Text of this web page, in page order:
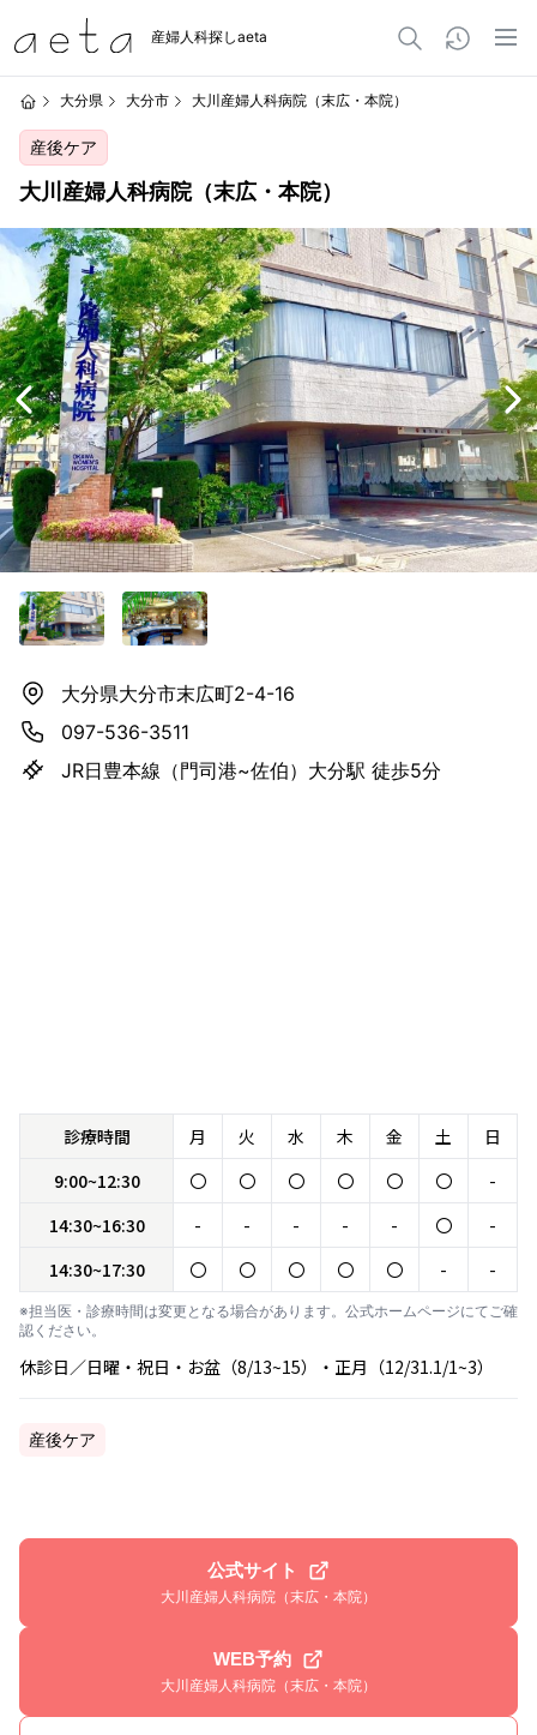
産婦人科探しaeta
大分県 大分市 大川産婦人科病院（末広・本院）
産後ケア
大川産婦人科病院（末広・本院）
大分県大分市末広町2-4-16
097-536-3511
JR日豊本線（門司港~佐伯）大分駅 徒歩5分
診療時間 月 火 水 木 金 土
日
9:00~12:30
〇 〇 〇 〇 〇 〇
-
14:30~16:30
- - - - - 〇
-
14:30~17:30
〇 〇 〇 〇 〇 - -
※担当医・診療時間は変更となる場合があります。公式ホームページにてご確
認ください。
休診日／日曜・祝日・お盆（8/13~15）・正月（12/31.1/1~3）
産後ケア
公式サイト
大川産婦人科病院（末広・本院）
WEB予約
大川産婦人科病院（末広・本院）